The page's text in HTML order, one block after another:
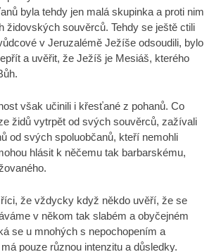
byla tehdy jen malá skupinka a proti nim
židovských souvěrců. Tehdy se ještě ctili
v Jeruzalémě Ježíše odsoudili, bylo
a uvěřit, že Ježíš je Mesiáš, kterého
však učinili i křesťané z pohanů. Co
židů vytrpět od svých souvěrců, zažívali
od svých spoluobčanů, kteří nemohli
hlásit k něčemu tak barbarskému,
že vždycky když někdo uvěří, že se
v někom tak slabém a obyčejném
se u mnohých s nepochopením a
pouze různou intenzitu a důsledky.